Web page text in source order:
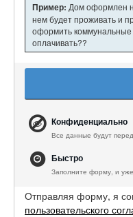
Пример: Дом оформлен
нем будет проживать и
оформить коммунальные
оплачивать??
Конфиденциально
Все данные будут
Быстро
Заполните форму, и
Отправляя форму, я
пользовательского